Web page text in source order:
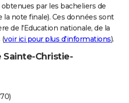
par les bacheliers de
la note finale). Ces données sont
de l'Education nationale, de la
(voir ici pour plus d'informations).
Sainte-Christie-